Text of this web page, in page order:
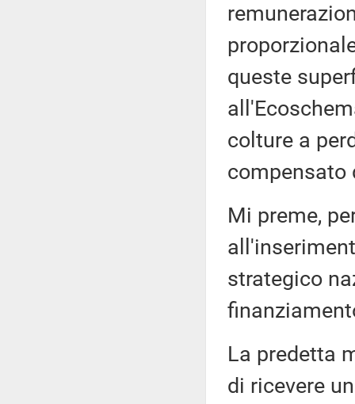
queste
colture a
compensato
Mi preme,
strategico
La predetta
di ricevere